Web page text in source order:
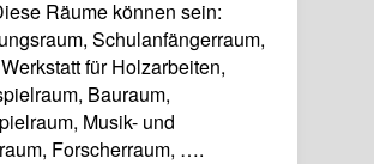
Räume können sein:
Schulanfängerraum,
für Holzarbeiten,
Bauraum,
Musik- und
Forscherraum, ….